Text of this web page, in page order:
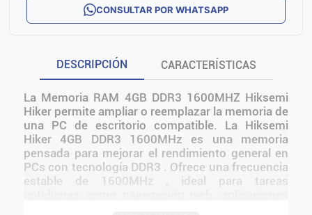
CONSULTAR POR WHATSAPP
DESCRIPCIÓN CARACTERÍSTICAS
La Memoria RAM 4GB DDR3 1600MHZ Hiksemi
Hiker permite ampliar o reemplazar la memoria de
una PC de escritorio compatible. La Hiksemi
Hiker 4GB DDR3 1600MHz es una memoria
pensada para mejorar el rendimiento general en
PCs con tecnología DDR3 . Ofrece una frecuencia
estable de 1600MHz , ideal para tareas